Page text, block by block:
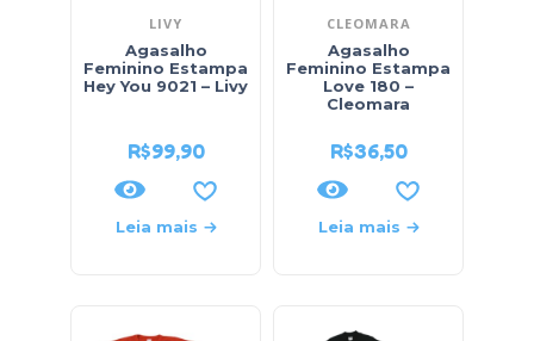
LIVY
Agasalho
Feminino Estampa
Hey You 9021 – Livy
R$99,90
Leia mais
CLEOMARA
Agasalho
Feminino Estampa
Love 180 –
Cleomara
R$36,50
Leia mais